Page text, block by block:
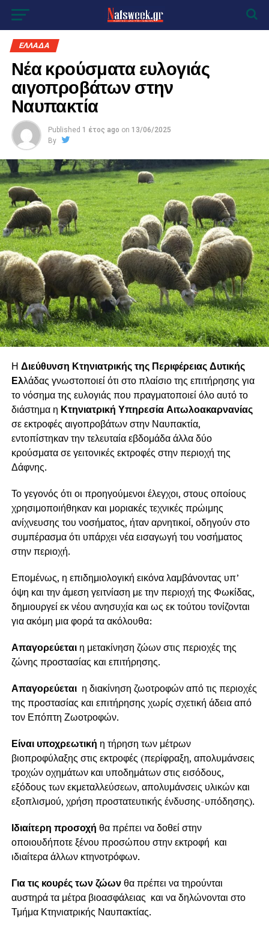
ΕΛΛΑΔΑ
Νέα κρούσματα ευλογιάς
αιγοπροβάτων στην
Ναυπακτία
Published 1 έτος ago on 13/06/2025
By
Η Διεύθυνση Κτηνιατρικής της Περιφέρειας Δυτικής
Ελλάδας γνωστοποιεί ότι στο πλαίσιο της επιτήρησης για
το νόσημα της ευλογιάς που πραγματοποιεί όλο αυτό το
διάστημα η Κτηνιατρική Υπηρεσία Αιτωλοακαρνανίας
σε εκτροφές αιγοπροβάτων στην Ναυπακτία,
εντοπίστηκαν την τελευταία εβδομάδα άλλα δύο
κρούσματα σε γειτονικές εκτροφές στην περιοχή της
Δάφνης.
Το γεγονός ότι οι προηγούμενοι έλεγχοι, στους οποίους
χρησιμοποιήθηκαν και μοριακές τεχνικές πρώιμης
ανίχνευσης του νοσήματος, ήταν αρνητικοί, οδηγούν στο
συμπέρασμα ότι υπάρχει νέα εισαγωγή του νοσήματος
στην περιοχή.
Επομένως, η επιδημιολογική εικόνα λαμβάνοντας υπ’
όψη και την άμεση γειτνίαση με την περιοχή της Φωκίδας,
δημιουργεί εκ νέου ανησυχία και ως εκ τούτου τονίζονται
για ακόμη μια φορά τα ακόλουθα:
Απαγορεύεταιη μετακίνηση ζώων στις περιοχές της
ζώνης προστασίας και επιτήρησης.
Απαγορεύεταιη διακίνηση ζωοτροφών από τις περιοχές
της προστασίας και επιτήρησης χωρίς σχετική άδεια από
τον Επόπτη Ζωοτροφών.
Είναι υποχρεωτική η τήρηση των μέτρων
βιοπροφύλαξης στις εκτροφές (περίφραξη, απολυμάνσεις
τροχών οχημάτων και υποδημάτων στις εισόδους,
εξόδους των εκμεταλλεύσεων, απολυμάνσεις υλικών και
εξοπλισμού, χρήση προστατευτικής ένδυσης-υπόδησης).
Ιδιαίτερη προσοχή θα πρέπει να δοθεί στην
οποιουδήποτε ξένου προσώπου στην εκτροφή και
ιδιαίτερα άλλων κτηνοτρόφων.
Για τις κουρές των ζώωνθα πρέπει να τηρούνται
αυστηρά τα μέτρα βιοασφάλειας και να δηλώνονται στο
Τμήμα Κτηνιατρικής Ναυπακτίας.